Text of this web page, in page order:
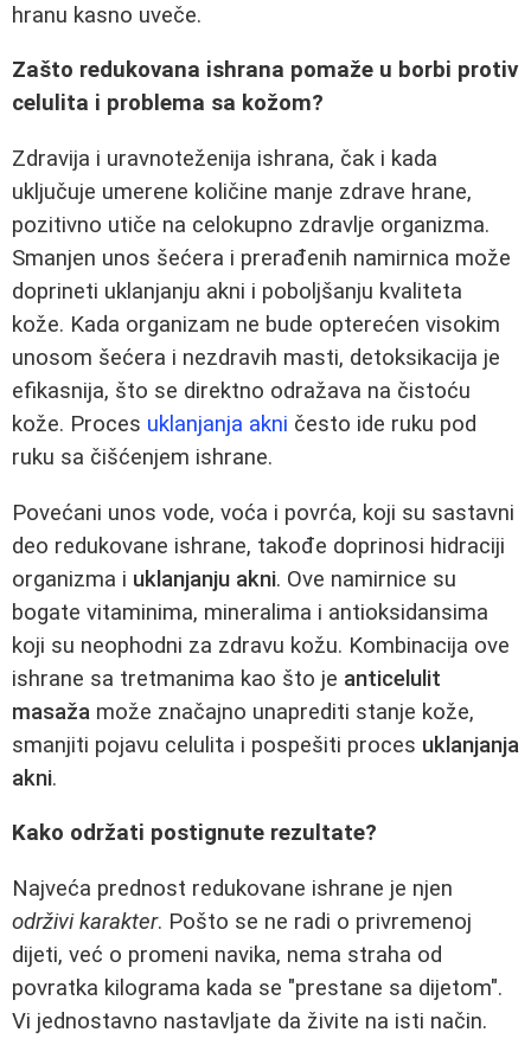
hranu kasno uveče.
Zašto redukovana ishrana pomaže u borbi protiv
celulita i problema sa kožom?
Zdravija i uravnoteženija ishrana, čak i kada
uključuje umerene količine manje zdrave hrane,
pozitivno utiče na celokupno zdravlje organizma.
Smanjen unos šećera i prerađenih namirnica može
doprineti uklanjanju akni i poboljšanju kvaliteta
kože. Kada organizam ne bude opterećen visokim
unosom šećera i nezdravih masti, detoksikacija je
efikasnija, što se direktno odražava na čistoću
kože. Proces uklanjanja akni često ide ruku pod
ruku sa čišćenjem ishrane.
Povećani unos vode, voća i povrća, koji su sastavni
deo redukovane ishrane, takođe doprinosi hidraciji
organizma i uklanjanju akni. Ove namirnice su
bogate vitaminima, mineralima i antioksidansima
koji su neophodni za zdravu kožu. Kombinacija ove
ishrane sa tretmanima kao što je anticelulit
masaža može značajno unaprediti stanje kože,
smanjiti pojavu celulita i pospešiti proces uklanjanja
akni.
Kako održati postignute rezultate?
Najveća prednost redukovane ishrane je njen
održivi karakter. Pošto se ne radi o privremenoj
dijeti, već o promeni navika, nema straha od
povratka kilograma kada se "prestane sa dijetom".
Vi jednostavno nastavljate da živite na isti način.